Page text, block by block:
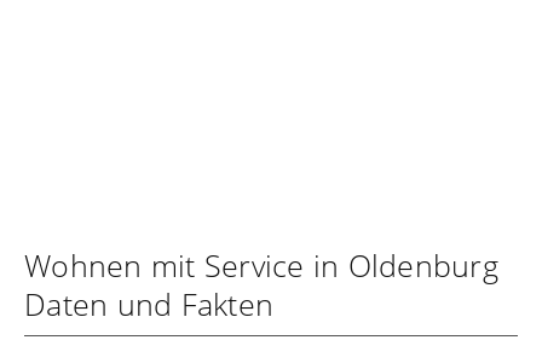
Wohnen mit Service in Oldenburg
Daten und Fakten